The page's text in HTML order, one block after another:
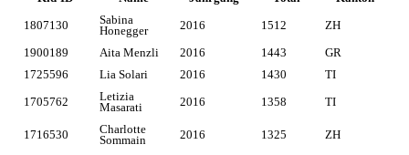
1807130
Sabina
Honegger
2016 1512 ZH
1900189 Aita Menzli 2016 1443
GR
1725596
Lia Solari 2016 1430 TI
1705762
Letizia
Masarati
2016 1358 TI
1716530
Charlotte
Sommain
2016 1325 ZH